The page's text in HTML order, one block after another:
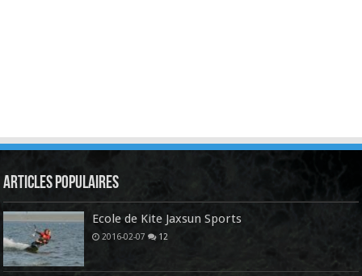
Articles Populaires
Ecole de Kite Jaxsun Sports
2016-02-07 12